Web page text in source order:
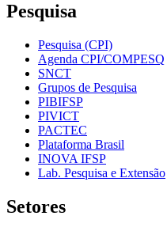
Pesquisa
Pesquisa (CPI)
Agenda CPI/COMPESQ
SNCT
Grupos de Pesquisa
PIBIFSP
PIVICT
PACTEC
Plataforma Brasil
INOVA IFSP
Lab. Pesquisa e Extensão
Setores